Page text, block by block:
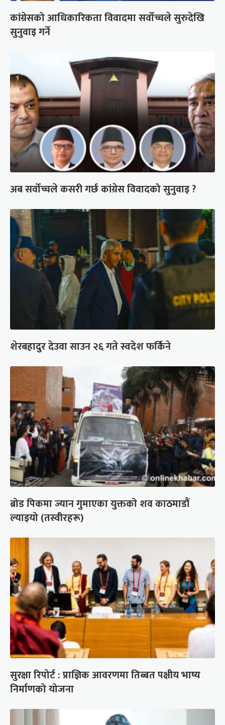
कांग्रेसको आधिकारिकता विवादमा सर्वोच्चले सुरुदेखि
सुनुवाइ गर्ने
अब सर्वोच्चले कसरी गर्छ कांग्रेस विवादको सुनुवाइ ?
शेरबहादुर देउवा साउन २६ गते स्वदेश फर्किने
ब्रोड पिकमा ज्यान गुमाएका युक्तको शव काठमाडौं
ल्याइयो (तस्वीरहरू)
सुरक्षा रिपोर्ट : प्राज्ञिक आवरणमा तिब्बत पक्षीय भाष्य
निर्माणको योजना